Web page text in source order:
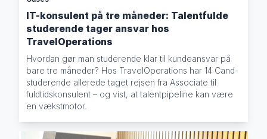
IT-konsulent på tre måneder: Talentfulde
studerende tager ansvar hos
TravelOperations
Hvordan gør man studerende klar til kundeansvar på
bare tre måneder? Hos TravelOperations har 14 Cand-
studerende allerede taget rejsen fra Associate til
fuldtidskonsulent – og vist, at talentpipeline kan være
en vækstmotor.